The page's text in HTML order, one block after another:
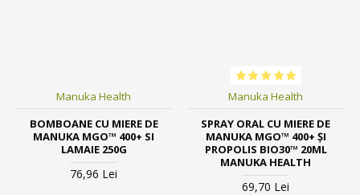
Manuka Health
BOMBOANE CU MIERE DE
MANUKA MGO™ 400+ SI
LAMAIE 250G
76,96 Lei
Manuka Health
SPRAY ORAL CU MIERE DE
MANUKA MGO™ 400+ ŞI
PROPOLIS BIO30™ 20ML
MANUKA HEALTH
69,70 Lei